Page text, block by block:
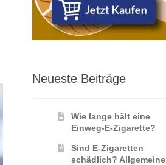
Neueste Beiträge
Wie lange hält eine
Einweg-E-Zigarette?
Sind E-Zigaretten
schädlich? Allgemeine